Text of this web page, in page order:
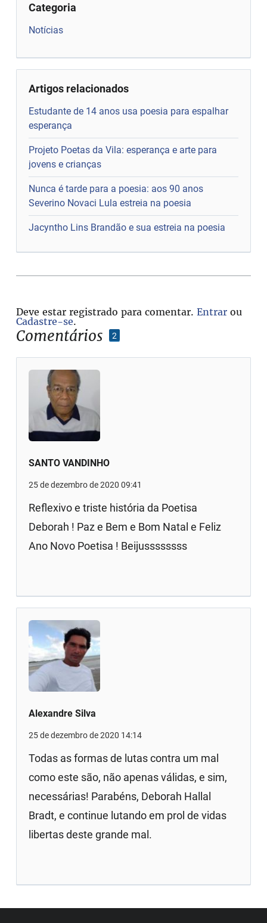
Categoria
Notícias
Artigos relacionados
Estudante de 14 anos usa poesia para espalhar
esperança
Projeto Poetas da Vila: esperança e arte para
jovens e crianças
Nunca é tarde para a poesia: aos 90 anos
Severino Novaci Lula estreia na poesia
Jacyntho Lins Brandão e sua estreia na poesia
Comentários 2
SANTO VANDINHO
25 de dezembro de 2020 09:41
Reflexivo e triste história da Poetisa
Deborah ! Paz e Bem e Bom Natal e Feliz
Ano Novo Poetisa ! Beijussssssss
Alexandre Silva
25 de dezembro de 2020 14:14
Todas as formas de lutas contra um mal
como este são, não apenas válidas, e sim,
necessárias! Parabéns, Deborah Hallal
Bradt, e continue lutando em prol de vidas
libertas deste grande mal.
Deve estar registrado para comentar.Entrar ou
Cadastre-se.